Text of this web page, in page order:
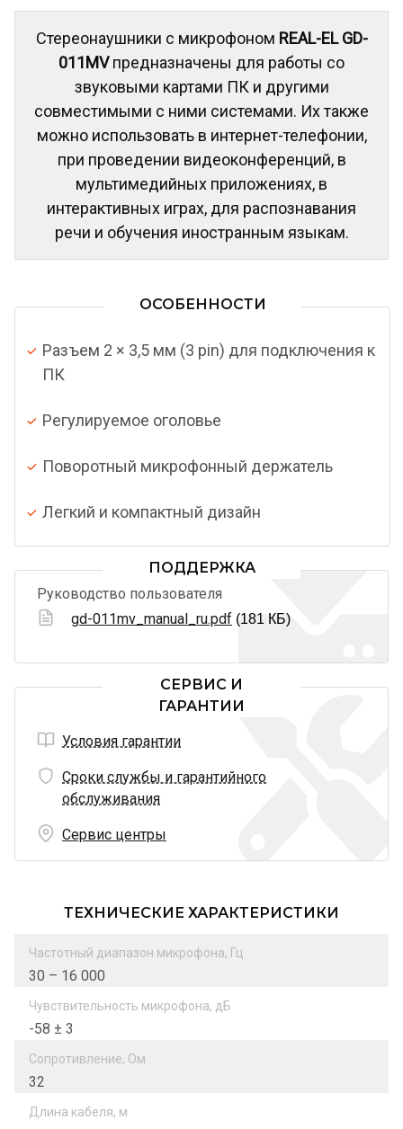
Стереонаушники с микрофоном REAL-EL GD-
011MVпредназначены для работы со
звуковыми картами ПК и другими
совместимыми с ними системами. Их также
можно использовать в интернет-телефонии,
при проведении видеоконференций, в
мультимедийных приложениях, в
интерактивных играх, для распознавания
речи и обучения иностранным языкам.
ОСОБЕННОСТИ
Разъем 2 × 3,5 мм (3 pin) для подключения к
ПК
Регулируемое оголовье
Поворотный микрофонный держатель
Легкий и компактный дизайн
ПОДДЕРЖКА
Руководство пользователя
gd-011mv_manual_ru.pdf (181 КБ)
СЕРВИС И
ГАРАНТИИ
Условия гарантии
Сроки службы и гарантийного
обслуживания
Сервис центры
ТЕХНИЧЕСКИЕ ХАРАКТЕРИСТИКИ
Частотный диапазон микрофона, Гц
30 – 16 000
Чувствительность микрофона, дБ
-58 ± 3
Сопротивление, Ом
32
Длина кабеля, м